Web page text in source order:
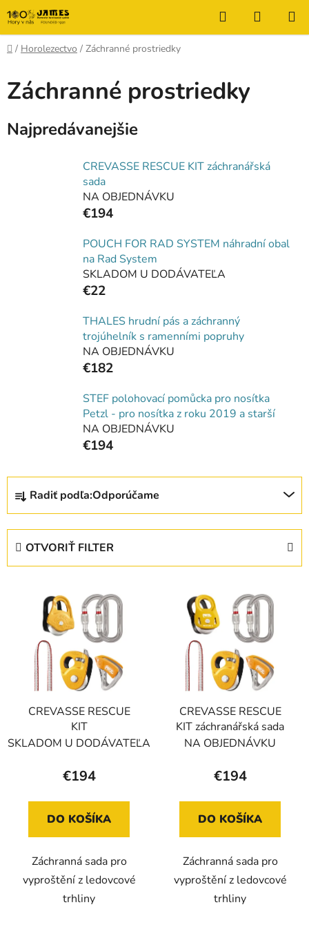
Prejsť
na
obsah
Hľadať
KOŠÍK
Domov
/ Horolezectvo / Záchranné prostriedky
Záchranné prostriedky
Najpredávanejšie
CREVASSE RESCUE KIT záchranářská
sada
NA OBJEDNÁVKU
€194
POUCH FOR RAD SYSTEM náhradní obal
na Rad System
SKLADOM U DODÁVATEĽA
€22
THALES hrudní pás a záchranný
trojúhelník s ramenními popruhy
NA OBJEDNÁVKU
€182
STEF polohovací pomůcka pro nosítka
Petzl - pro nosítka z roku 2019 a starší
NA OBJEDNÁVKU
€194
R
d
o
v
Radiť podľa:Odporúčame
OTVORIŤ FILTER
d
u
CREVASSE RESCUE
KIT
SKLADOM U DODÁVATEĽA
€194
DO KOŠÍKA
Záchranná sada pro
vyproštění z ledovcové
trhliny
CREVASSE RESCUE
KIT záchranářská sada
NA OBJEDNÁVKU
€194
DO KOŠÍKA
Záchranná sada pro
vyproštění z ledovcové
trhliny